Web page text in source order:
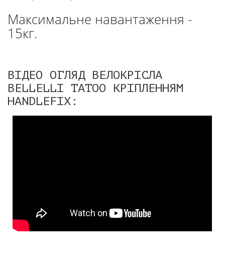
Максимальне навантаження -
15кг.
ВІДЕО ОГЛЯД ВЕЛОКРІСЛА
BELLELLI TATOO КРІПЛЕННЯМ
HANDLEFIX: